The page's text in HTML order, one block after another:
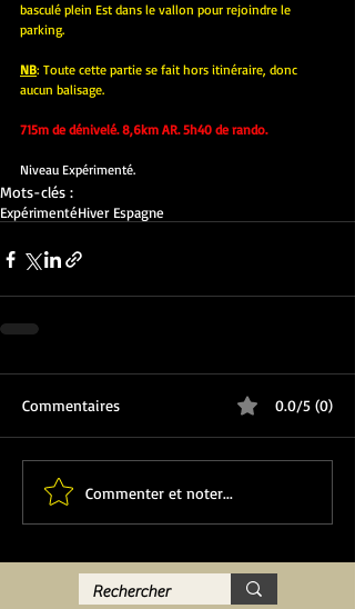
basculé plein Est dans le vallon pour rejoindre le
parking.
NB: Toute cette partie se fait hors itinéraire, donc
aucun balisage.
715m de dénivelé. 8,6km AR. 5h40 de rando.
Niveau Expérimenté.
Mots-clés :
ExpérimentéHiver Espagne
Commentaires 0.0/5 (0)
Commenter et noter...